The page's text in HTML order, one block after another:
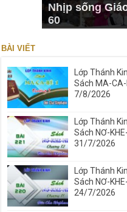
Nhịp sống
60
BÀI VIẾT
Lớp Thánh
Sách MA-CA-
7/8/2026
Lớp Thánh
Sách NƠ-
31/7/2026
Lớp Thánh
Sách NƠ-
24/7/2026